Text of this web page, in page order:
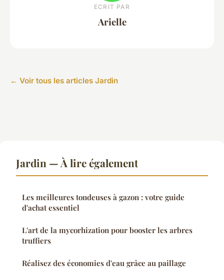
ECRIT PAR
Arielle
← Voir tous les articles Jardin
Jardin — À lire également
Les meilleures tondeuses à gazon : votre guide
d'achat essentiel
L'art de la mycorhization pour booster les arbres
truffiers
Réalisez des économies d'eau grâce au paillage